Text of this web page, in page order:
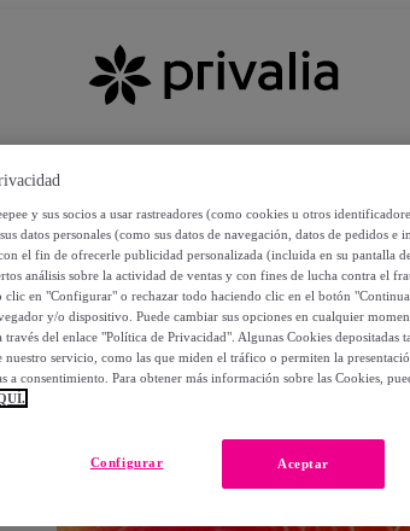
y sus socios a usar rastreadores (como cookies u otros
datos personales (como sus datos de navegación, datos de pedidos
el fin de ofrecerle publicidad personalizada (incluida en su pantalla
análisis sobre la actividad de ventas y con fines de lucha contra el
clic en "Configurar" o rechazar todo haciendo clic en el botón
y/o dispositivo. Puede cambiar sus opciones en cualquier
del enlace "Política de Privacidad". Algunas Cookies depositadas
servicio, como las que miden el tráfico o permiten la
a consentimiento. Para obtener más información sobre las Cookies,
Aceptar
Configurar